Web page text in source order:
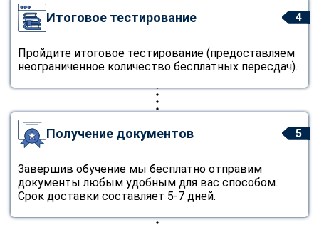
4
Итоговое тестирование
Пройдите итоговое тестирование (предоставляем
неограниченное количество бесплатных пересдач).
5
Получение документов
Завершив обучение мы бесплатно отправим
документы любым удобным для вас способом.
Срок доставки составляет 5-7 дней.